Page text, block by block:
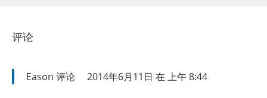
评论
Eason 评论 2014年6月11日 在 上午 8:44